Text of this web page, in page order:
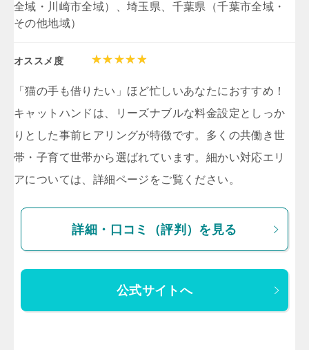
全域・川崎市全域）、埼玉県、千葉県（千葉市全域・
その他地域）
オススメ度
「猫の手も借りたい」ほど忙しいあなたにおすすめ！
キャットハンドは、リーズナブルな料金設定としっか
りとした事前ヒアリングが特徴です。多くの共働き世
帯・子育て世帯から選ばれています。細かい対応エリ
アについては、詳細ページをご覧ください。
詳細・口コミ（評判）を見る
公式サイトへ